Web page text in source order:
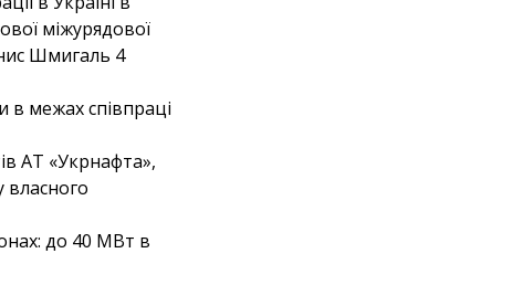
міжурядової
Шмигаль 4
в межах співпраці
АТ «Укрнафта»,
власного
до 40 МВт в